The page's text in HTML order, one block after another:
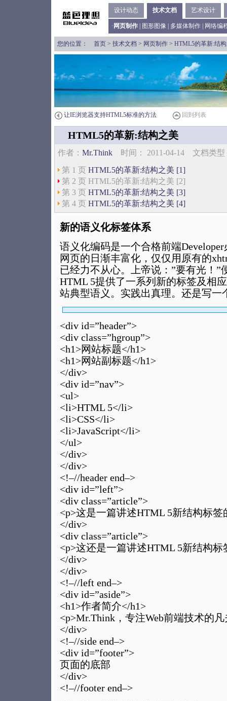
设计动态 技术文档 艺术设计
· 网页制作 图形图像 多媒体制作 网络编
您的位置： 首页 > 技术文档 > 网页制作 > HTML5的革新:结
让IE浏览器支持HTML5标准的方法 回到列表
HTML5的革新:结构之美
作者： Mr.Think 时间： 2011-04-14 文档类
第 1 页 HTML5的革新:结构之美 [1]
第 2 页 HTML5的革新:结构之美 [2]
第 3 页 HTML5的革新:结构之美 [3]
第 4 页 HTML5的革新:结构之美 [4]
新的语义化标签体系
语义化编码是一个合格前端
网页的日渐丰富化，仅仅用原有的
已经力不从心。上帝说：”要有光！”
HTML 5提供了一系列新的标签及相
站典型语义。实践出真理。还是写一
<div id=”header”>
<div class=”hgroup”>
<h1>网站标题</h1>
<h1>网站副标题</h1>
</div>
<div id=”nav”>
<ul>
<li>HTML 5</li>
<li>CSS</li>
<li>JavaScript</li>
</ul>
</div>
</div>
<!–//header end–>
<div id=”left”>
<div class=”article”>
<p>这是一篇讲述HTML 5新结构标签
</div>
<div class=”article”>
<p>这还是一篇讲述HTML 5新结构标
</div>
</div>
<!–//left end–>
<div id=”aside”>
<h1>作者简介</h1>
<p>Mr.Think，专注Web前端技术的
</div>
<!–//side end–>
<div id=”footer”>
页面的底部
</div>
<!–//footer end–>